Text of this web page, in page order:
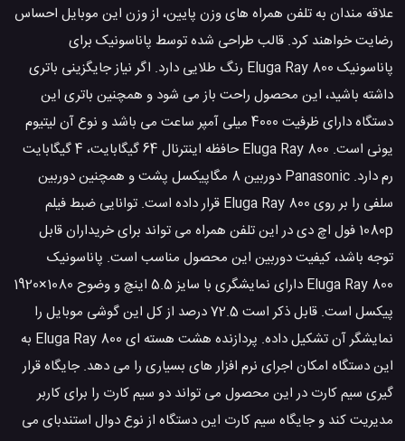
علاقه مندان به تلفن همراه های وزن پایین، از وزن این موبایل احساس
رضایت خواهند کرد. قالب طراحی شده توسط پاناسونیک برای
پاناسونیک Eluga Ray 800 رنگ طلایی دارد. اگر نیاز جایگزینی باتری
داشته باشید، این محصول راحت باز می شود و همچنین باتری این
دستگاه دارای ظرفیت 4000 میلی آمپر ساعت می باشد و نوع آن لیتیوم
یونی است. Eluga Ray 800 حافظه اینترنال 64 گیگابایت، 4 گیگابایت
رم دارد. Panasonic دوربین 8 مگاپیکسل پشت و همچنین دوربین
سلفی را بر روی Eluga Ray 800 قرار داده است. توانایی ضبط فیلم
1080p فول اچ دی در این تلفن همراه می تواند برای خریداران قابل
توجه باشد، کیفیت دوربین این محصول مناسب است. پاناسونیک
Eluga Ray 800 دارای نمایشگری با سایز 5.5 اینچ و وضوح 1080×1920
پیکسل است. قابل ذکر است 72.5 درصد از کل این گوشی موبایل را
نمایشگر آن تشکیل داده. پردازنده هشت هسته ای Eluga Ray 800 به
این دستگاه امکان اجرای نرم افزار های بسیاری را می دهد. جایگاه قرار
گیری سیم کارت در این محصول می تواند دو سیم کارت را برای کاربر
مدیریت کند و جایگاه سیم کارت این دستگاه از نوع دوال استندبای می